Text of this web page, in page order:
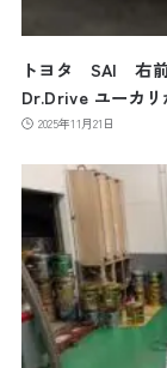
トヨタ SAI
Dr.Drive ユーカリ
2025年11月21日